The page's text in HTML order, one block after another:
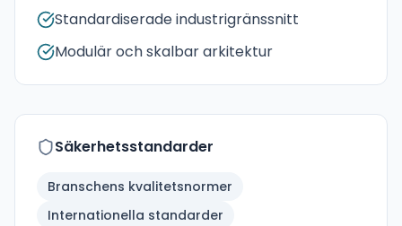
Standardiserade industrigränssnitt
Modulär och skalbar arkitektur
Säkerhetsstandarder
Branschens kvalitetsnormer
Internationella standarder